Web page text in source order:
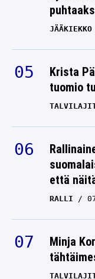
JÄÄKIEKKO
Krista
tuomio
TALVILAJIT
että
RALLI
Minja